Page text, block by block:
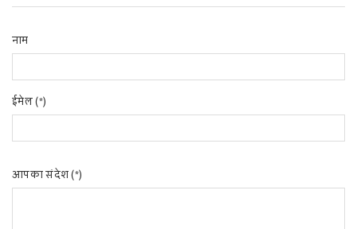
नाम
ईमेल (*)
आपका संदेश (*)